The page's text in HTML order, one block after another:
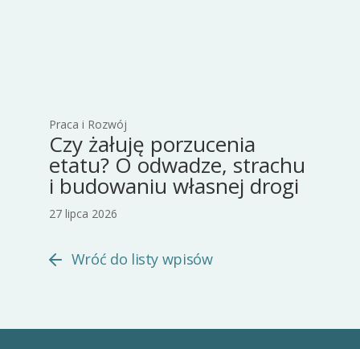
Praca i Rozwój
Czy żałuję porzucenia
etatu? O odwadze, strachu
i budowaniu własnej drogi
27 lipca 2026
Wróć do listy wpisów